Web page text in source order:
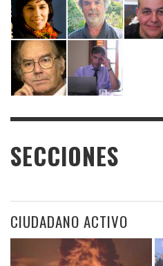
SECCIONES
CIUDADANO ACTIVO